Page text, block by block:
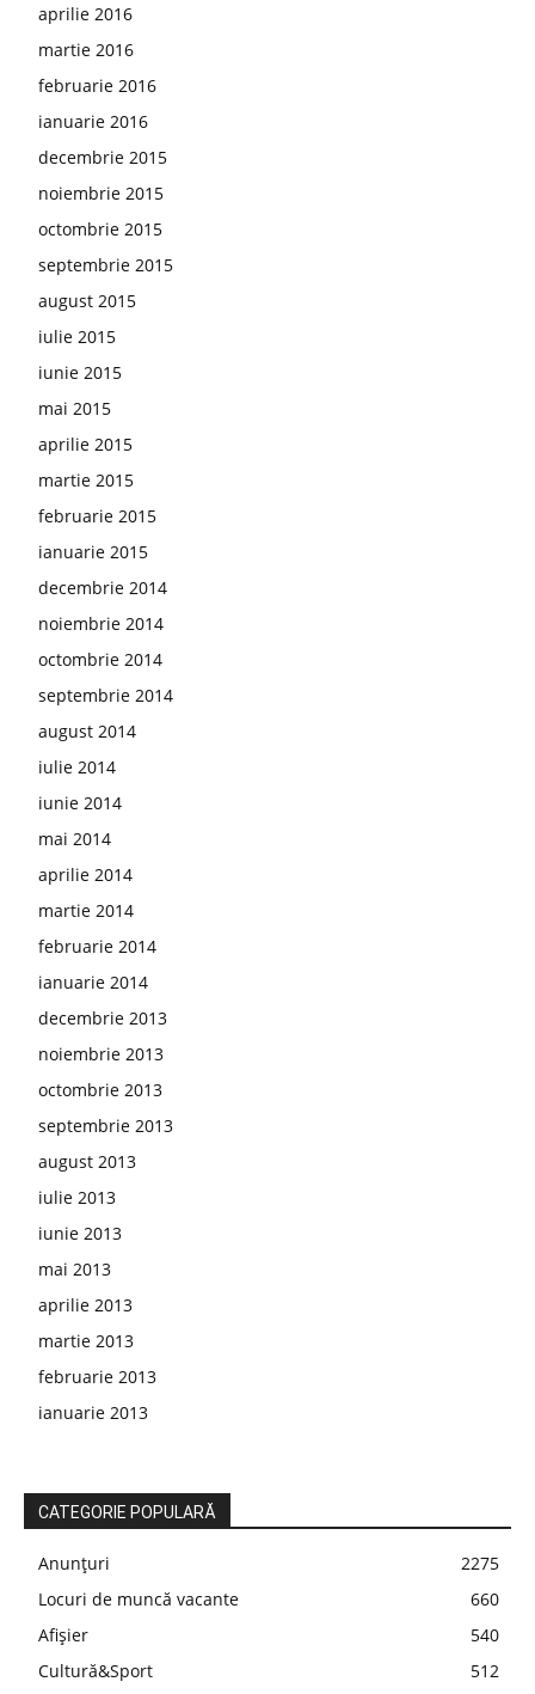
aprilie 2016
martie 2016
februarie 2016
ianuarie 2016
decembrie 2015
noiembrie 2015
octombrie 2015
septembrie 2015
august 2015
iulie 2015
iunie 2015
mai 2015
aprilie 2015
martie 2015
februarie 2015
ianuarie 2015
decembrie 2014
noiembrie 2014
octombrie 2014
septembrie 2014
august 2014
iulie 2014
iunie 2014
mai 2014
aprilie 2014
martie 2014
februarie 2014
ianuarie 2014
decembrie 2013
noiembrie 2013
octombrie 2013
septembrie 2013
august 2013
iulie 2013
iunie 2013
mai 2013
aprilie 2013
martie 2013
februarie 2013
ianuarie 2013
CATEGORIE POPULARĂ
Anunțuri
2275
Locuri de muncă vacante
660
Afișier
540
Cultură&Sport
512